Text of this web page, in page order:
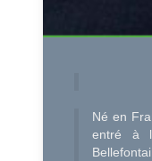
Né en
entré à